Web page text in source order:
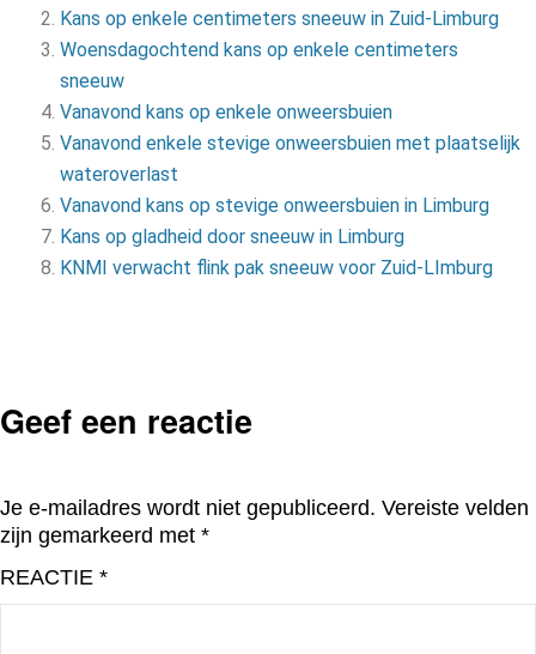
Kans op enkele centimeters sneeuw in Zuid-Limburg
Woensdagochtend kans op enkele centimeters
sneeuw
Vanavond kans op enkele onweersbuien
Vanavond enkele stevige onweersbuien met plaatselijk
wateroverlast
Vanavond kans op stevige onweersbuien in Limburg
Kans op gladheid door sneeuw in Limburg
KNMI verwacht flink pak sneeuw voor Zuid-LImburg
Geef een reactie
Je e-mailadres wordt niet gepubliceerd. Vereiste velden
zijn gemarkeerd met *
REACTIE *